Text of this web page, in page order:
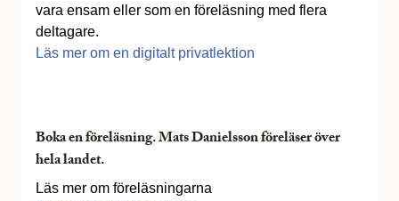
vara ensam eller som en föreläsning med flera
deltagare.
Läs mer om en digitalt privatlektion
Boka en föreläsning. Mats Danielsson föreläser över
hela landet.
Läs mer om föreläsningarna